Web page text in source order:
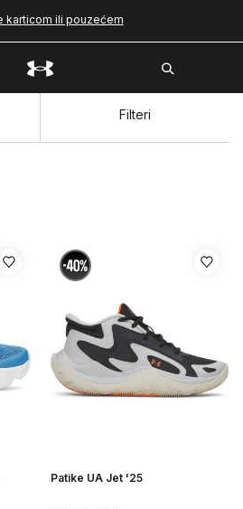
karticom ili pouzećem
Filteri
Patike UA Jet '25